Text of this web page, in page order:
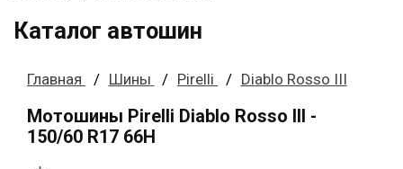
Каталог автошин
Главная Шины Pirelli Diablo Rosso III
Мотошины Pirelli Diablo Rosso III -
150/60 R17 66H